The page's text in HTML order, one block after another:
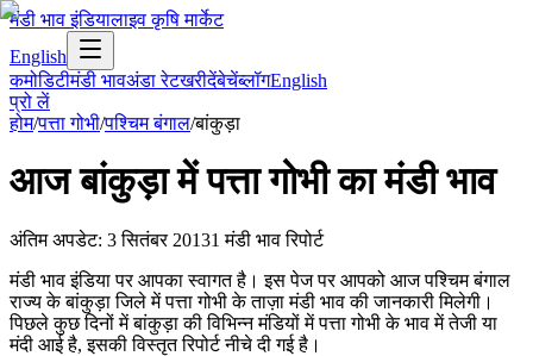
मंडी भाव इंडियालाइव कृषि मार्केट
English
कमोडिटीमंडी भावअंडा रेटखरीदेंबेचेंब्लॉगEnglish
प्रो लें
होम/पत्ता गोभी/पश्चिम बंगाल/बांकुड़ा
आजबांकुड़ामेंपत्ता गोभीका मंडी भाव
अंतिम अपडेट: 3 सितंबर 20131 मंडी भाव रिपोर्ट
मंडी भाव इंडिया पर आपका स्वागत है। इस पेज पर आपको आज पश्चिम बंगाल
राज्य के बांकुड़ा जिले में पत्ता गोभी के ताज़ा मंडी भाव की जानकारी मिलेगी।
पिछले कुछ दिनों में बांकुड़ा की विभिन्न मंडियों में पत्ता गोभी के भाव में तेजी या
मंदी आई है, इसकी विस्तृत रिपोर्ट नीचे दी गई है।